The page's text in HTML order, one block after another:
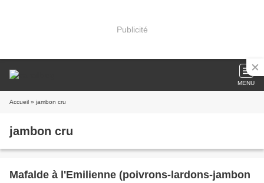
Publicité
MENU
Accueil » jambon cru
jambon cru
Mafalde à l'Emilienne (poivrons-lardons-jambon